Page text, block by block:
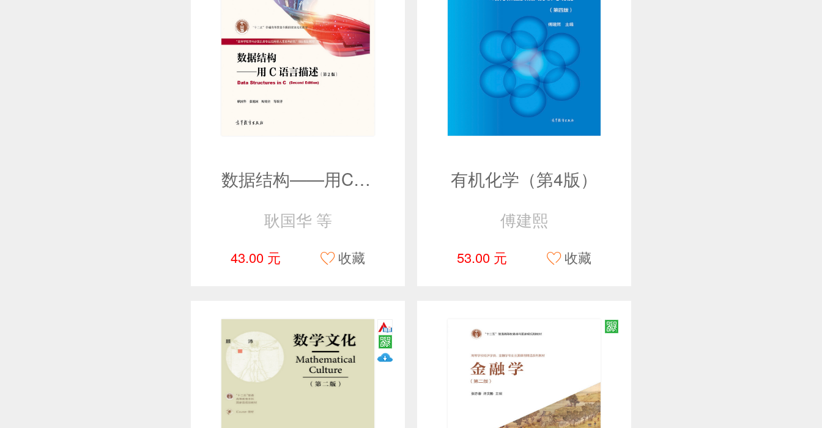
数据结构——用C语言描述（第2版）
耿国华 等
43.00 元 收藏
有机化学（第4版）
傅建熙
53.00 元 收藏